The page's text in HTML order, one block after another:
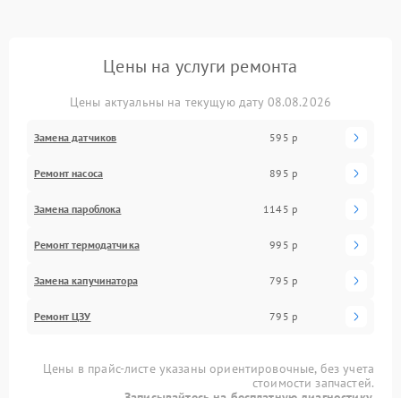
Цены на услуги ремонта
Цены актуальны на текущую дату 08.08.2026
Замена датчиков 595 р
Ремонт насоса 895 р
Замена пароблока 1145 р
Ремонт термодатчика 995 р
Замена капучинатора 795 р
Ремонт ЦЗУ 795 р
Цены в прайс-листе указаны ориентировочные, без учета
стоимости запчастей.